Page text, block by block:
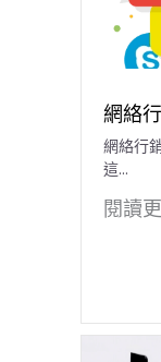
網絡
網絡行
這...
閱讀